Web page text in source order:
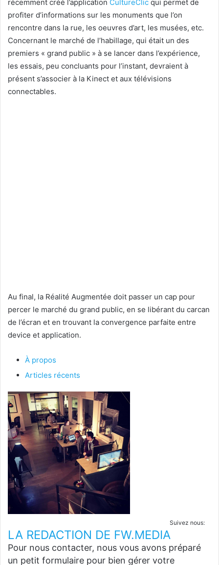
récemment créé l’application CultureClic qui permet de
profiter d’informations sur les monuments que l’on
rencontre dans la rue, les oeuvres d’art, les musées, etc.
Concernant le marché de l’habillage, qui était un des
premiers « grand public » à se lancer dans l’expérience,
les essais, peu concluants pour l’instant, devraient à
présent s’associer à la Kinect et aux télévisions
connectables.
Au final, la Réalité Augmentée doit passer un cap pour
percer le marché du grand public, en se libérant du carcan
de l’écran et en trouvant la convergence parfaite entre
device et application.
À propos
Articles récents
Suivez nous:
LA REDACTION DE FW.MEDIA
Pour nous contacter, nous vous avons préparé
un petit formulaire pour bien gérer votre